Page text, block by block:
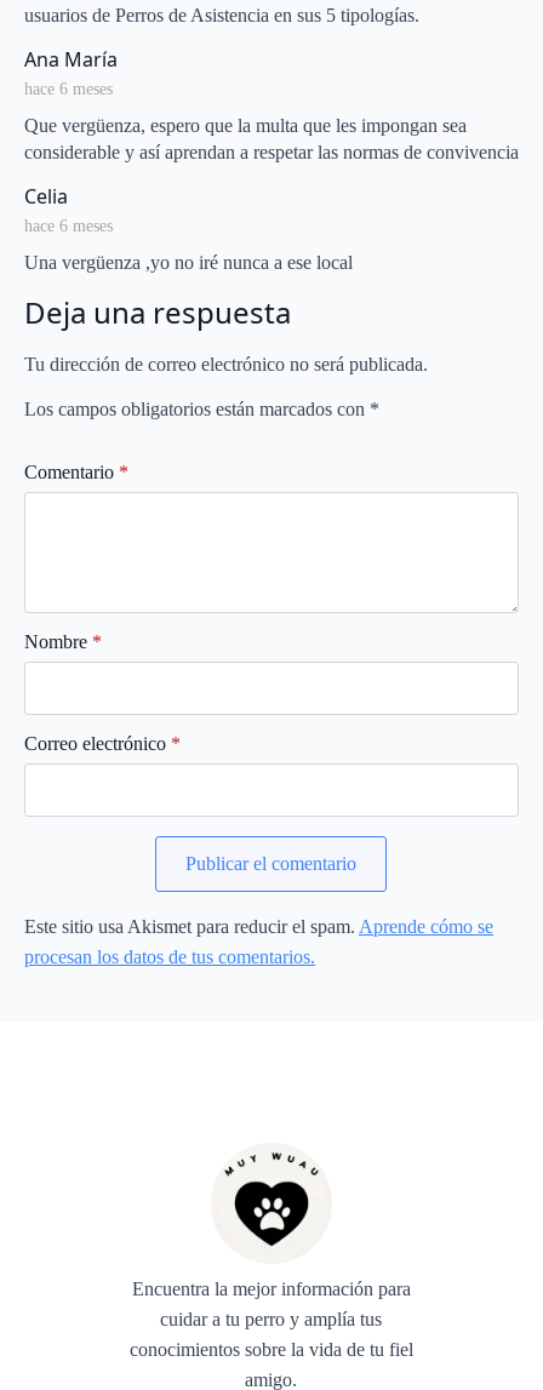
usuarios de Perros de Asistencia en sus 5 tipologías.
Ana María
hace 6 meses
Que vergüenza, espero que la multa que les impongan sea
considerable y así aprendan a respetar las normas de convivencia
Celia
hace 6 meses
Una vergüenza ,yo no iré nunca a ese local
Deja una respuesta
Tu dirección de correo electrónico no será publicada.
Los campos obligatorios están marcados con *
Comentario *
Nombre *
Correo electrónico *
Este sitio usa Akismet para reducir el spam. Aprende cómo se
procesan los datos de tus comentarios.
Encuentra la mejor información para
cuidar a tu perro y amplía tus
conocimientos sobre la vida de tu fiel
amigo.